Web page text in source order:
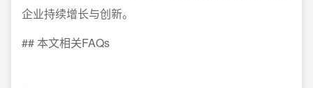
企业持续增长与创新。
## 本文相关FAQs